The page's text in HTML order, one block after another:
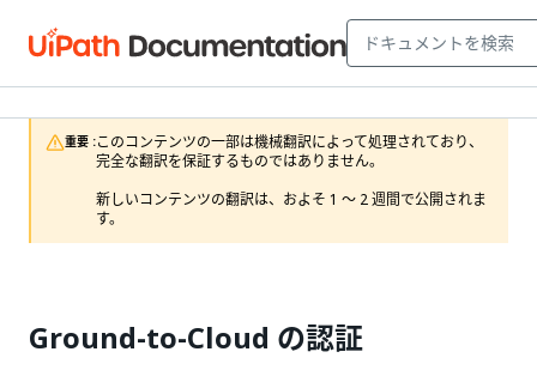
重要 :このコンテンツの一部は機械翻訳によって処理されており、
完全な翻訳を保証するものではありません。
新しいコンテンツの翻訳は、およそ 1 ～ 2 週間で公開されま
す。
Ground-to-Cloud の認証